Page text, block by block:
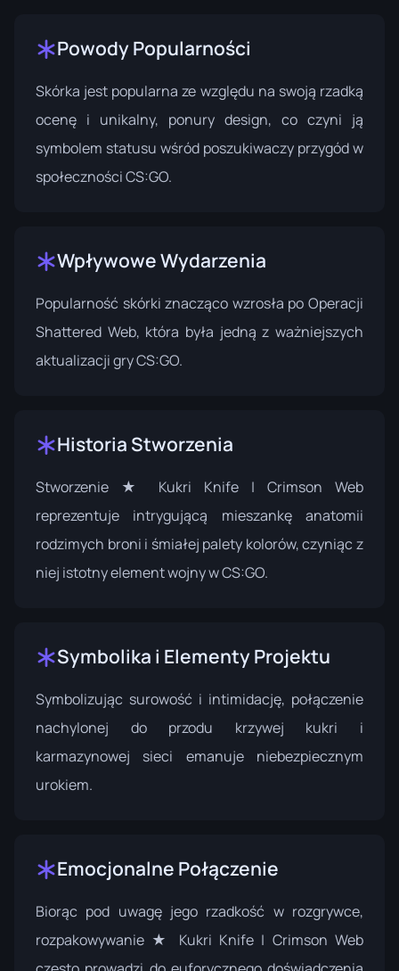
Powody Popularności
Skórka jest popularna ze względu na swoją rzadką
ocenę i unikalny, ponury design, co czyni ją
symbolem statusu wśród poszukiwaczy przygód w
społeczności CS:GO.
Wpływowe Wydarzenia
Popularność skórki znacząco wzrosła po Operacji
Shattered Web, która była jedną z ważniejszych
aktualizacji gry CS:GO.
Historia Stworzenia
Stworzenie ★ Kukri Knife | Crimson Web
reprezentuje intrygującą mieszankę anatomii
rodzimych broni i śmiałej palety kolorów, czyniąc z
niej istotny element wojny w CS:GO.
Symbolika i Elementy Projektu
Symbolizując surowość i intimidację, połączenie
nachylonej do przodu krzywej kukri i
karmazynowej sieci emanuje niebezpiecznym
urokiem.
Emocjonalne Połączenie
Biorąc pod uwagę jego rzadkość w rozgrywce,
rozpakowywanie ★ Kukri Knife | Crimson Web